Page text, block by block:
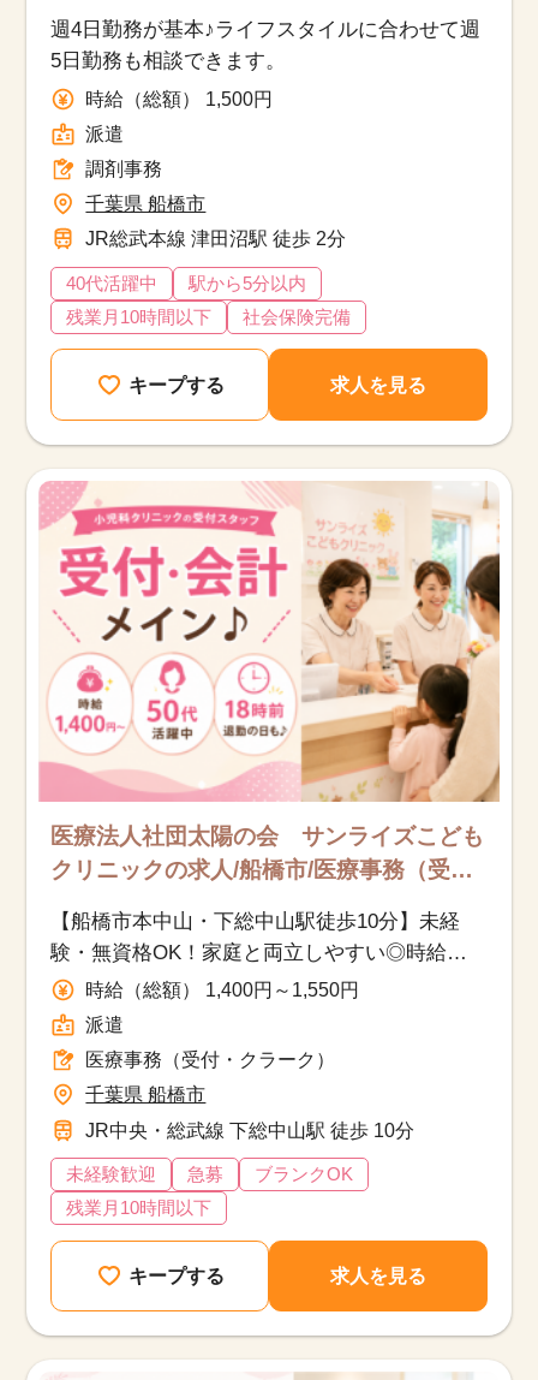
週4日勤務が基本♪ライフスタイルに合わせて週
5日勤務も相談できます。
時給（総額） 1,500円
派遣
調剤事務
千葉県 船橋市
JR総武本線 津田沼駅 徒歩 2分
40代活躍中
駅から5分以内
残業月10時間以下
社会保険完備
キープする 求人を見る
医療法人社団太陽の会 サンライズこども
クリニックの求人/船橋市/医療事務（受
【船橋市本中山・下総中山駅徒歩10分】未経
験・無資格OK！家庭と両立しやすい◎時給
1400円～時給（総額） 1,400円～1,550円
派遣
医療事務（受付・クラーク）
千葉県 船橋市
JR中央・総武線 下総中山駅 徒歩 10分
未経験歓迎 急募
ブランクOK
残業月10時間以下
キープする 求人を見る